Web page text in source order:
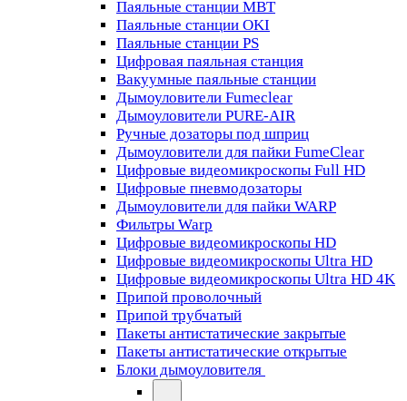
Паяльные станции MBT
Паяльные станции OKI
Паяльные станции PS
Цифровая паяльная станция
Вакуумные паяльные станции
Дымоуловители Fumeclear
Дымоуловители PURE-AIR
Ручные дозаторы под шприц
Дымоуловители для пайки FumeClear
Цифровые видеомикроскопы Full HD
Цифровые пневмодозаторы
Дымоуловители для пайки WARP
Фильтры Warp
Цифровые видеомикроскопы HD
Цифровые видеомикроскопы Ultra HD
Цифровые видеомикроскопы Ultra HD 4K
Припой проволочный
Припой трубчатый
Пакеты антистатические закрытые
Пакеты антистатические открытые
Блоки дымоуловителя